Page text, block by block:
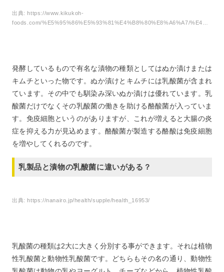
出典:https://www.kikukoh-
foods.com/%E5%95%86%E5%93%81%E4%B8%80%E8%A6%A7/%E4%B9%B3%E9%85%B8%E7%99%BA%E9%85%B5%E6%9C%AC%E6%BC%AC%E3%81%91%E3%82%B7%E3%83%AA%E3%83%BC%E3%82%BA/
発酵しているもので有名な漬物の種類としてはぬか漬けまたは
キムチといった物です。ぬか漬けとキムチには乳酸菌が含まれ
ています。その中でも馴染み深いぬか漬けは優れています。乳
酸菌だけでなくその乳酸菌の働きを助ける酪酸菌が入っていま
す。免疫細胞というのがありますが、これが増えると大腸の炎
症を抑える力が見込めます。酪酸菌が製造する酪酸は免疫細胞
を増やしてくれるのです。
乳製品と漬物の乳酸菌に違いがある？
出典:https://nanairo.jp/health/supple/health_16953/
乳酸菌の種類は2大に大きく分別する事ができます。それは植物
性乳酸菌と動物性乳酸菌です。どちらもその名の通り、動物性